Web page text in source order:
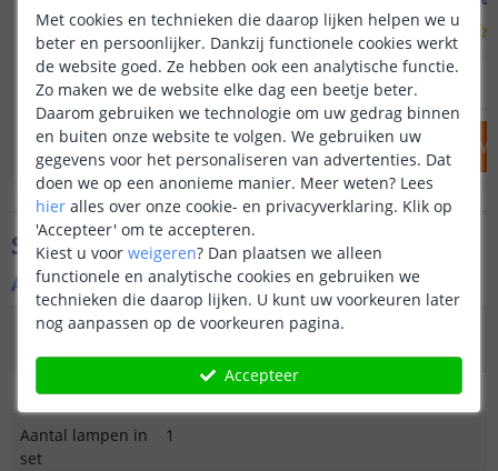
(132 reviews)
OP VOORRAAD 24,95
IN WINKELWAGEN
OP VOORRAAD
IN
Specificaties
Algemene kenmerken
Type
Spot
Functie
Functioneel
Aantal lampen in
set
1
Met cookies en technieken die daarop lijken helpen we u
beter en persoonlijker. Dankzij functionele cookies werkt
de website goed. Ze hebben ook een analytische functie.
Zo maken we de website elke dag een beetje beter.
Daarom gebruiken we technologie om uw gedrag binnen
en buiten onze website te volgen. We gebruiken uw
gegevens voor het personaliseren van advertenties. Dat
doen we op een anonieme manier. Meer weten? Lees
hier alles over onze cookie- en privacyverklaring. Klik op
'Accepteer' om te accepteren.
Kiest u voor weigeren? Dan plaatsen we alleen
functionele en analytische cookies en gebruiken we
technieken die daarop lijken. U kunt uw voorkeuren later
nog aanpassen op de voorkeuren pagina.
Accepteer